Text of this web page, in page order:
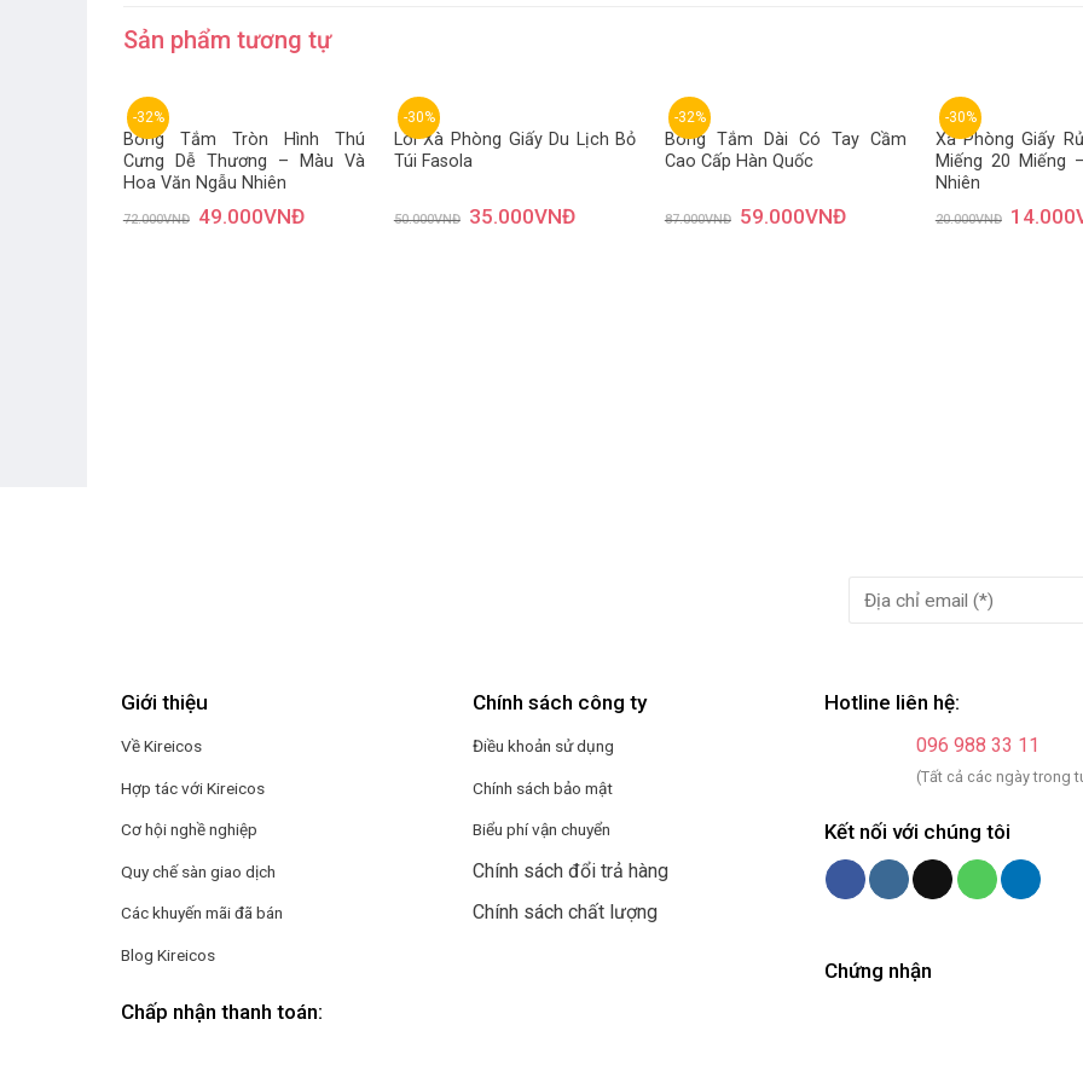
Sản phẩm tương tự
-32%
Thêm
Bông Tắm Tròn Hình Thú
Cưng Dễ Thương – Màu Và
Hoa Văn Ngẫu Nhiên
72.000VNĐ 49.000VNĐ
-30%
Lõi Xà Phòng Giấy Du Lịch Bỏ
Túi Fasola
50.000VNĐ 35.000VNĐ
-32%
Bông Tắm Dài Có Tay Cầm
Cao Cấp Hàn Quốc
87.000VNĐ 59.000VNĐ
-30%
Xà Phòng Giấy
Miếng 20 Miếng
Nhiên
20.000VNĐ 14.000
Giới thiệu
Về Kireicos
Hợp tác với Kireicos
Cơ hội nghề nghiệp
Quy chế sàn giao dịch
Các khuyến mãi đã bán
Blog Kireicos
Chính sách công ty
Điều khoản sử dụng
Chính sách bảo mật
Biểu phí vận chuyển
Chính sách đổi trả hàng
Chính sách chất lượng
Chấp nhận thanh toán:
Hotline liên hệ:
096 988 33 11
(Tất cả các ngày trong
Kết nối với chúng tôi
Chứng nhận